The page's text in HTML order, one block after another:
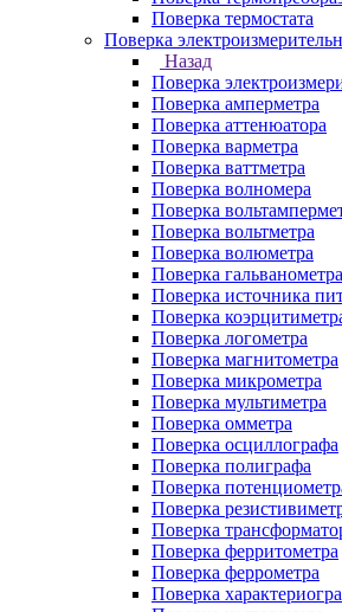
Поверка термостата
Поверка
Назад
Поверка
Поверка амперметра
Поверка аттенюатора
Поверка варметра
Поверка ваттметра
Поверка волномера
Поверка
Поверка вольтметра
Поверка волюметра
Поверка гальванометра
Поверка источника
Поверка
Поверка логометра
Поверка магнитометра
Поверка микрометра
Поверка мультиметра
Поверка омметра
Поверка осциллографа
Поверка полиграфа
Поверка
Поверка
Поверка
Поверка ферритометра
Поверка феррометра
Поверка